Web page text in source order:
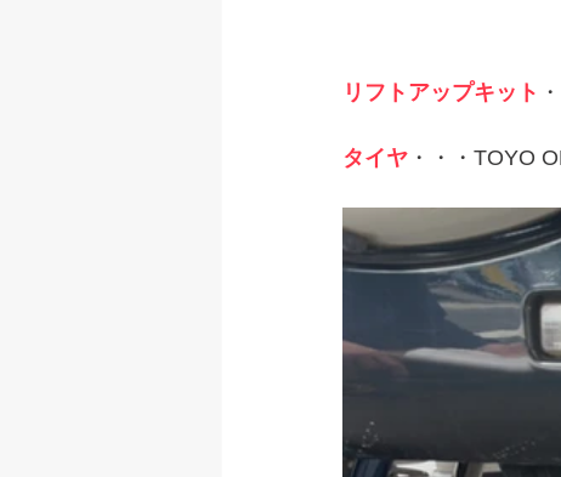
リフトアップキット
タイヤ ・・・TOYO